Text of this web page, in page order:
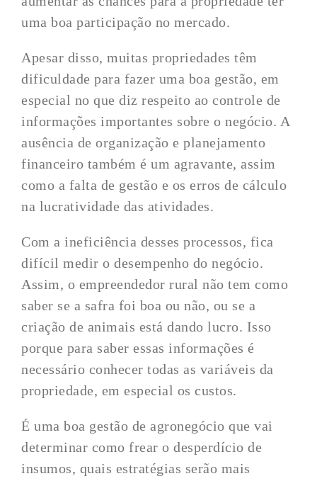
uma boa participação no mercado.
Apesar disso, muitas propriedades têm
dificuldade para fazer uma boa gestão, em
especial no que diz respeito ao controle de
informações importantes sobre o negócio. A
ausência de organização e planejamento
financeiro também é um agravante, assim
como a falta de gestão e os erros de cálculo
na lucratividade das atividades.
Com a ineficiência desses processos, fica
difícil medir o desempenho do negócio.
Assim, o empreendedor rural não tem como
saber se a safra foi boa ou não, ou se a
criação de animais está dando lucro. Isso
porque para saber essas informações é
necessário conhecer todas as variáveis da
propriedade, em especial os custos.
É uma boa gestão de agronegócio que vai
determinar como frear o desperdício de
insumos, quais estratégias serão mais